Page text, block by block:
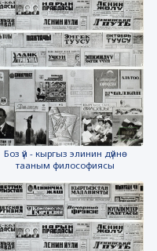
Боз үй - кыргыз элинин дүйнө
тааным философиясы